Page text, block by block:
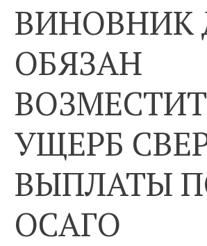
ВИНОВНИК
ОБЯЗАН
УЩЕРБ
ВЫПЛАТЫ
ОСАГО